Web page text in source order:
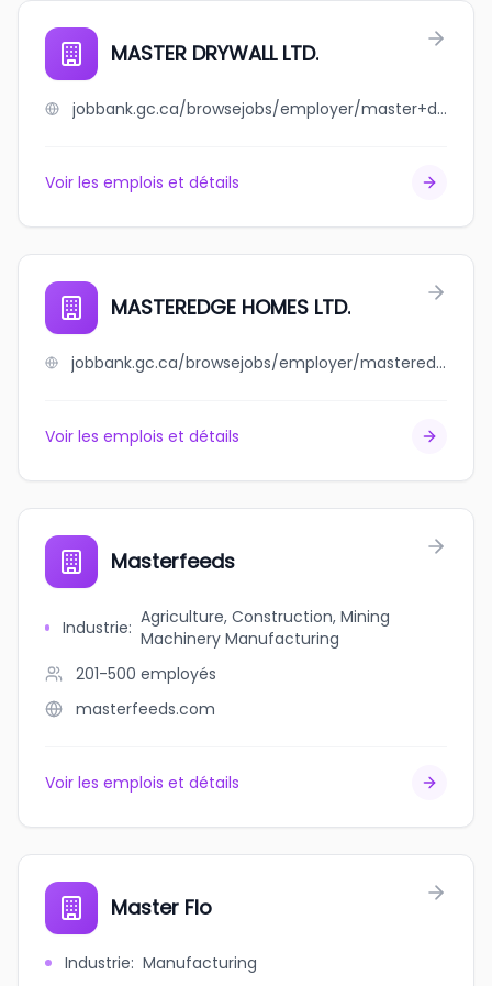
MASTER DRYWALL LTD.
jobbank.gc.ca/browsejobs/employer/master+drywall+ltd./ca
Voir les emplois et détails
MASTEREDGE HOMES LTD.
jobbank.gc.ca/browsejobs/employer/masteredge+homes+ltd./ca
Voir les emplois et détails
Masterfeeds
Industrie: Agriculture, Construction, Mining
Machinery Manufacturing
201-500 employés
masterfeeds.com
Voir les emplois et détails
Master Flo
Industrie: Manufacturing